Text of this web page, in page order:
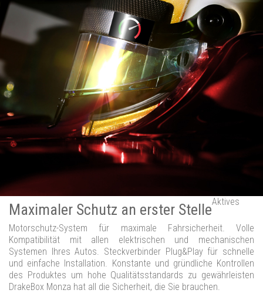
Maximaler Schutz an erster StelleAktives
Motorschutz-System für maximale Fahrsicherheit. Volle
Kompatibilität mit allen elektrischen und mechanischen
Systemen Ihres Autos. Steckverbinder Plug&Play für schnelle
und einfache Installation. Konstante und gründliche Kontrollen
des Produktes um hohe Qualitätsstandards zu gewährleisten
DrakeBox Monza hat all die Sicherheit, die Sie brauchen.